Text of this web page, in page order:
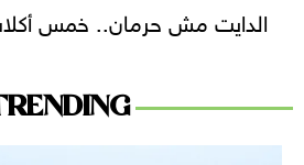
الدايت مش حرمان.. خمس